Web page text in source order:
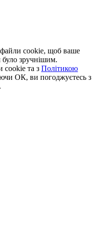
cookie, щоб ваше
було зручнішим.
cookie та з Політикою
ОК, ви погоджуєтесь з